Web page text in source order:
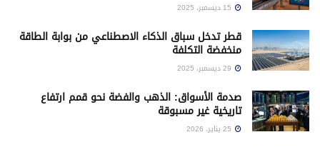
قطر تدخل سباق الذكاء الاصطناعي من بوابة الطاقة
منخفضة التكلفة
صدمة الأسواق: الذهب والفضة نحو قمم ارتفاع
تاريخية غير مسبوقة